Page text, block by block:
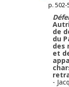
p. 502-
de
du
des
et
-